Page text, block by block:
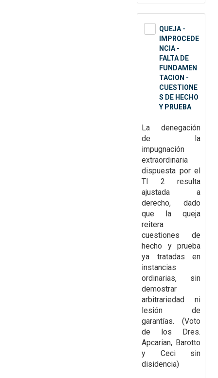
QUEJA -
IMPROCEDE
NCIA -
FALTA DE
FUNDAMEN
TACION -
CUESTIONE
S DE HECHO
Y PRUEBA
La denegación
de la
impugnación
extraordinaria
dispuesta por el
TI 2 resulta
ajustada a
derecho, dado
que la queja
reitera
cuestiones de
hecho y prueba
ya tratadas en
instancias
ordinarias, sin
demostrar
arbitrariedad ni
lesión de
garantías. (Voto
de los Dres.
Apcarian, Barotto
y Ceci sin
disidencia)